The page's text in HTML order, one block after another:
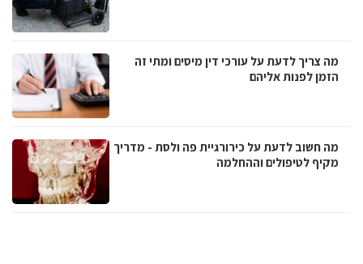
מה צריך לדעת על עורכי דין מיסים ומתי זה
הזמן לפנות אליהם
מה חשוב לדעת על כירורגיית פה ולסת - מדריך
מקיף לטיפולים וההחלמה